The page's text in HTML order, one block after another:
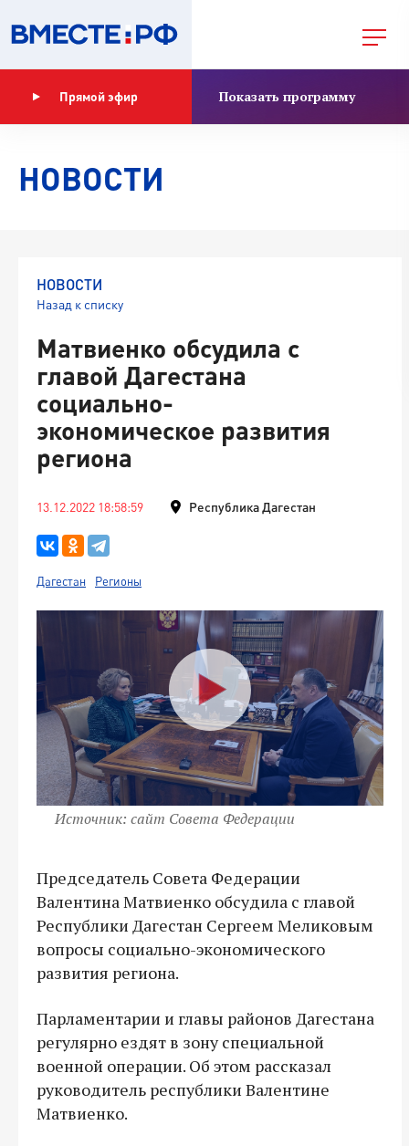
Прямой эфир Показать программу
НОВОСТИ
НОВОСТИ
Назад к списку
Матвиенко обсудила с
главой Дагестана
социально-
экономическое развития
региона
13.12.2022 18:58:59 Республика Дагестан
Дагестан Регионы
Источник: сайт Совета Федерации
Председатель Совета Федерации
Валентина Матвиенко обсудила с главой
Республики Дагестан Сергеем Меликовым
вопросы социально-экономического
развития региона.
Парламентарии и главы районов Дагестана
регулярно ездят в зону специальной
военной операции. Об этом рассказал
руководитель республики Валентине
Матвиенко.